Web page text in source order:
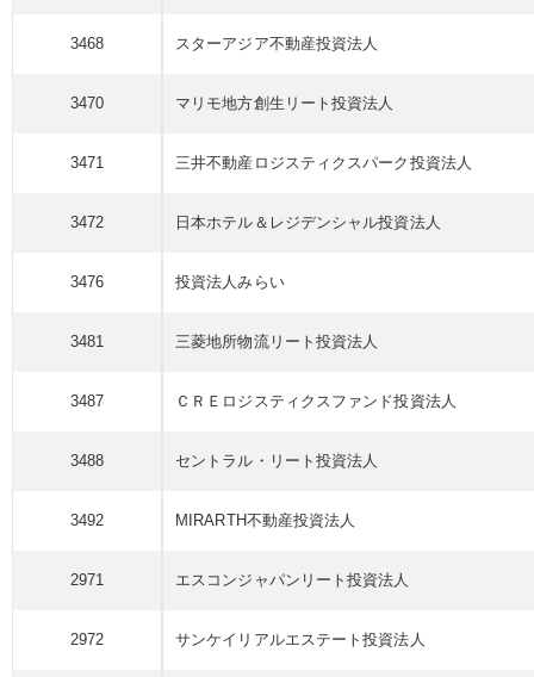
3468 スターアジア不動産投資法人
3470 マリモ地方創生リート 投資法人
3471 三井不動産ロジスティクスパーク 投資法人
3472 日本ホテル＆レジデンシャル投資法人
3476 投資法人みらい
3481 三菱地所物流リート 投資法人
3487 ＣＲＥロジスティクスファンド投資法人
3488 セントラル・リート 投資法人
3492 MIRARTH不動産投資法人
2971 エスコンジャパンリート投資法人
2972 サンケイ リアルエステート投資法人